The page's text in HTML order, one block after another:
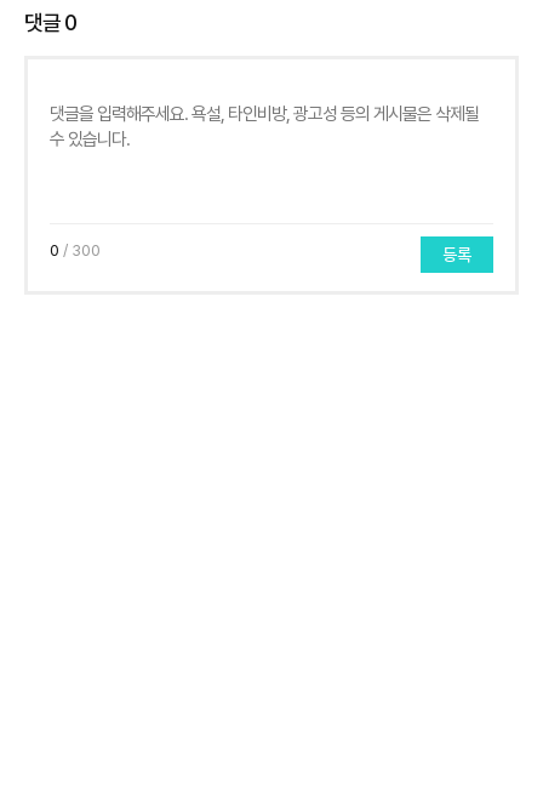
댓글0
0 / 300 등록